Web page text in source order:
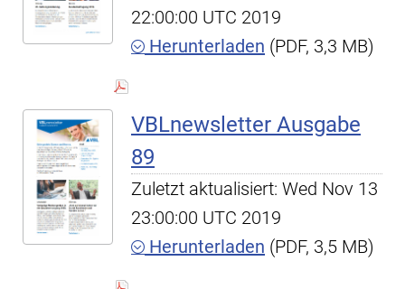
22:00:00 UTC 2019
Herunterladen (PDF, 3,3 MB)
VBLnewsletter Ausgabe
89
Zuletzt aktualisiert: Wed Nov 13
23:00:00 UTC 2019
Herunterladen (PDF, 3,5 MB)